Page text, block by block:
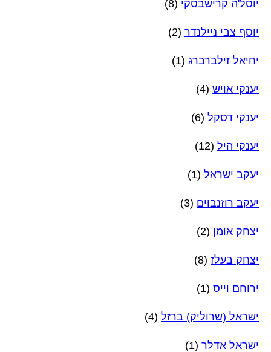
יוסל'ה קרישבסקי (8)
יוסף צבי ניילנדר (2)
יחיאל זילברברג (1)
יענקי אויש (4)
יענקי דסקל (6)
יענקי היל (12)
יעקב ישראל (1)
יעקב רוזנבוים (3)
יצחק אומן (2)
יצחק בעלז (8)
ירוחם וייס (1)
ישראל (שרוליק) ברזל (4)
ישראל אדלר (1)